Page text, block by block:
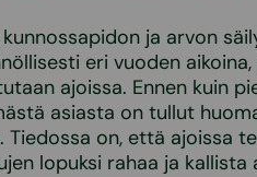
ja arvon
eri vuoden
ajoissa. Ennen kuin
asiasta on tullut
Tiedossa on, että ajoissa
lopuksi rahaa ja kallista